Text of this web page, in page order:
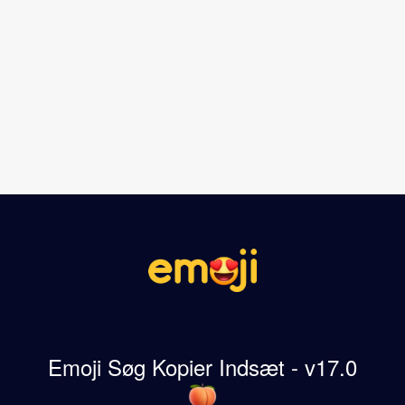
Emoji Søg Kopier Indsæt - v17.0